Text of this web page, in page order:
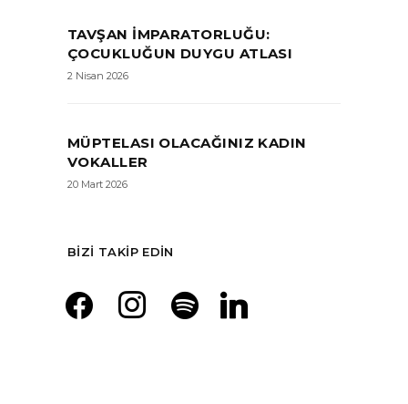
TAVŞAN İMPARATORLUĞU:
ÇOCUKLUĞUN DUYGU ATLASI
2 Nisan 2026
MÜPTELASI OLACAĞINIZ KADIN
VOKALLER
20 Mart 2026
BIZI TAKIP EDIN
facebook instagramspotify linkedin